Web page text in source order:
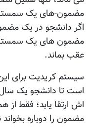
مضمون-های یک سمستر
اگر دانشجو در یک
مضمون های یک سمستر
عقب بماند.
سیستم کریدیت برای
است تا دانشجو یک
اش ارتقا یابد؛ فقط از
مضمون را دوباره